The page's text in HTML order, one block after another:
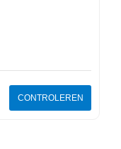
CONTROLEREN